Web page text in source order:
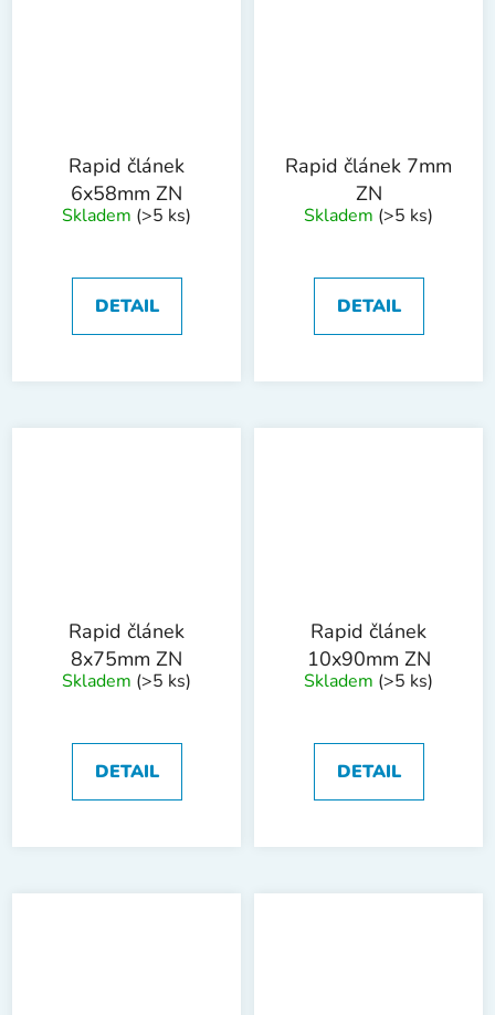
Rapid článek
6x58mm ZN
Skladem (>5 ks)
DETAIL
Rapid článek 7mm
ZN
Skladem (>5 ks)
DETAIL
Rapid článek
8x75mm ZN
Skladem (>5 ks)
DETAIL
Rapid článek
10x90mm ZN
Skladem (>5 ks)
DETAIL